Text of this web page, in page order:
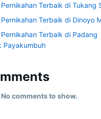
Terbaik di Tukang
Terbaik di Dinoyo
Terbaik di Padang
Payakumbuh
No comments to show.